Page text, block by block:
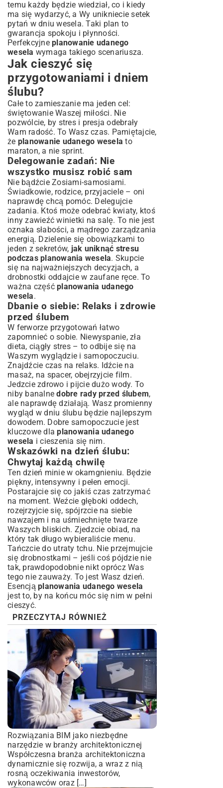
temu każdy będzie wiedział, co i kiedy
ma się wydarzyć, a Wy unikniecie setek
pytań w dniu wesela. Taki plan to
gwarancja spokoju i płynności.
Perfekcyjne planowanie udanego
wesela wymaga takiego scenariusza.
Jak cieszyć się
przygotowaniami i dniem
ślubu?
Całe to zamieszanie ma jeden cel:
świętowanie Waszej miłości. Nie
pozwólcie, by stres i presja odebrały
Wam radość. To Wasz czas. Pamiętajcie,
że planowanie udanego wesela to
maraton, a nie sprint.
Delegowanie zadań: Nie
wszystko musisz robić sam
Nie bądźcie Zosiami-samosiami.
Świadkowie, rodzice, przyjaciele – oni
naprawdę chcą pomóc. Delegujcie
zadania. Ktoś może odebrać kwiaty, ktoś
inny zawieźć winietki na salę. To nie jest
oznaka słabości, a mądrego zarządzania
energią. Dzielenie się obowiązkami to
jeden z sekretów, jak uniknąć stresu
podczas planowania wesela. Skupcie
się na najważniejszych decyzjach, a
drobnostki oddajcie w zaufane ręce. To
ważna część planowania udanego
wesela.
Dbanie o siebie: Relaks i zdrowie
przed ślubem
W ferworze przygotowań łatwo
zapomnieć o sobie. Niewyspanie, zła
dieta, ciągły stres – to odbije się na
Waszym wyglądzie i samopoczuciu.
Znajdźcie czas na relaks. Idźcie na
masaż, na spacer, obejrzyjcie film.
Jedzcie zdrowo i pijcie dużo wody. To
niby banalnedobre rady przed ślubem,
ale naprawdę działają. Wasz promienny
wygląd w dniu ślubu będzie najlepszym
dowodem. Dobre samopoczucie jest
kluczowe dlaplanowania udanego
wesela i cieszenia się nim.
Wskazówki na dzień ślubu:
Chwytaj każdą chwilę
Ten dzień minie w okamgnieniu. Będzie
piękny, intensywny i pełen emocji.
Postarajcie się co jakiś czas zatrzymać
na moment. Weźcie głęboki oddech,
rozejrzyjcie się, spójrzcie na siebie
nawzajem i na uśmiechnięte twarze
Waszych bliskich. Zjedzcie obiad, na
który tak długo wybieraliście menu.
Tańczcie do utraty tchu. Nie przejmujcie
się drobnostkami – jeśli coś pójdzie nie
tak, prawdopodobnie nikt oprócz Was
tego nie zauważy. To jest Wasz dzień.
Esencją planowania udanego wesela
jest to, by na końcu móc się nim w pełni
cieszyć.
PRZECZYTAJ RÓWNIEŻ
Rozwiązania BIM jako niezbędne
narzędzie w branży architektonicznej
Współczesna branża architektoniczna
dynamicznie się rozwija, a wraz z nią
rosną oczekiwania inwestorów,
wykonawców oraz […]